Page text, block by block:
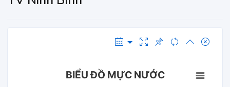
BIỂU ĐỒ MỰC NƯỚC